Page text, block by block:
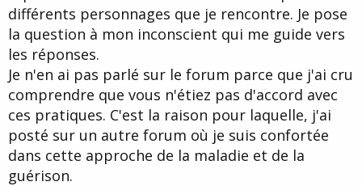
différents personnages que je rencontre. Je pose
la question à mon inconscient qui me guide vers
les réponses.
Je n'en ai pas parlé sur le forum parce que j'ai cru
comprendre que vous n'étiez pas d'accord avec
ces pratiques. C'est la raison pour laquelle, j'ai
posté sur un autre forum où je suis confortée
dans cette approche de la maladie et de la
guérison.